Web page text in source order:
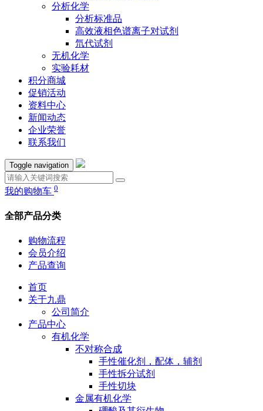
分析化学
分析标准品
高效液相色谱离子对试剂
氘代试剂
无机化学
实验耗材
积分商城
促销活动
资料中心
新闻动态
企业荣誉
联系我们
Toggle navigation
我的购物车 0
全部产品分类
购物流程
会员介绍
产品查询
首页
关于九鼎
公司简介
产品中心
有机化学
不对称合成
手性催化剂，配体，辅剂
手性拆分试剂
手性切块
金属有机化学